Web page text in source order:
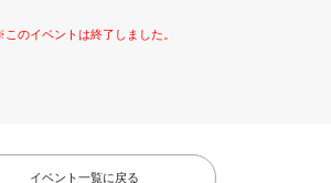
イベント一覧に戻る